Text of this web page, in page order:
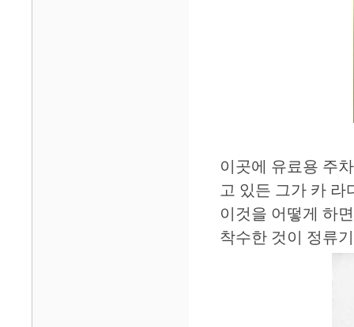
이곳에 유료용 주
고 있든 그가 카
이것을 어떻게 하
착수한 것이 정류